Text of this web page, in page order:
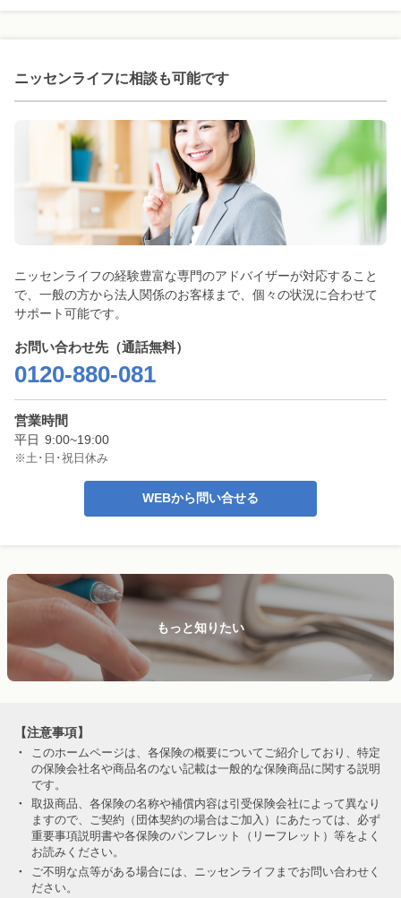
ニッセンライフに相談も可能です
ニッセンライフの経験豊富な専門のアドバイザーが対応すること
で、一般の方から法人関係のお客様まで、個々の状況に合わせて
サポート可能です。
お問い合わせ先（通話無料）
0120-880-081
営業時間
平日 9:00~19:00
※土･日･祝日休み
WEBから問い合せる
もっと知りたい
【注意事項】
・
このホームページは、各保険の概要についてご紹介しており、特定
の保険会社名や商品名のない記載は一般的な保険商品に関する説明
です。
・
取扱商品、各保険の名称や補償内容は引受保険会社によって異なり
ますので、ご契約（団体契約の場合はご加入）にあたっては、必ず
重要事項説明書や各保険のパンフレット（リーフレット）等をよく
お読みください。
・
ご不明な点等がある場合には、ニッセンライフまでお問い合わせく
ださい。